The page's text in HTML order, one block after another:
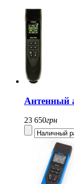
Антенный
23 650грн